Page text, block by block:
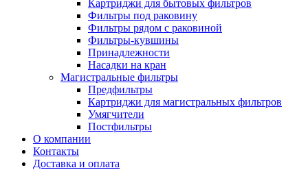
Картриджи для бытовых фильтров
Фильтры под раковину
Фильтры рядом с раковиной
Фильтры-кувшины
Принадлежности
Насадки на кран
Магистральные фильтры
Предфильтры
Картриджи для магистральных фильтров
Умягчители
Постфильтры
О компании
Контакты
Доставка и оплата